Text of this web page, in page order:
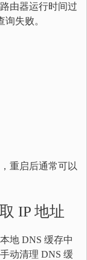
由器运行时间过
失败。
重启后通常可以
IP 地址
地 DNS 缓存中
动清理 DNS 缓